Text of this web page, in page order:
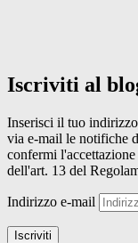
Iscriviti al
Inserisci il tuo
via e-mail le notifiche
confermi
dell'art. 13 del
Indirizzo e-mail
Iscriviti